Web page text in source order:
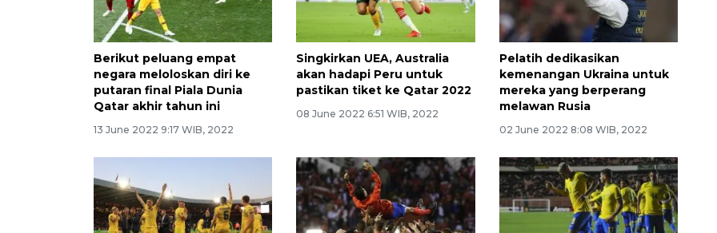
Berikut peluang empat
negara meloloskan diri ke
putaran final Piala Dunia
Qatar akhir tahun ini
13 June 2022 9:17 WIB, 2022
Singkirkan UEA, Australia
akan hadapi Peru untuk
pastikan tiket ke Qatar 2022
08 June 2022 6:51 WIB, 2022
Pelatih dedikasikan
kemenangan Ukraina untuk
mereka yang berperang
melawan Rusia
02 June 2022 8:08 WIB, 2022